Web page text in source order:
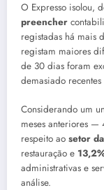
O Expresso isolou,
preencher
registadas há mais
registam maiores
de 30 dias foram
demasiado
Considerando um
meses anteriores
respeito ao setor
restauração e
administrativas e
análise.